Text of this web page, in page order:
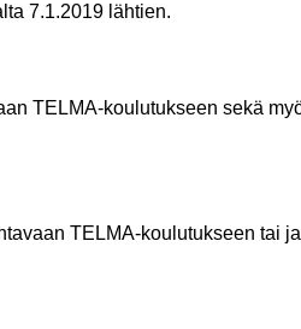
7.1.2019 lähtien.
TELMA-koulutukseen sekä
TELMA-koulutukseen tai